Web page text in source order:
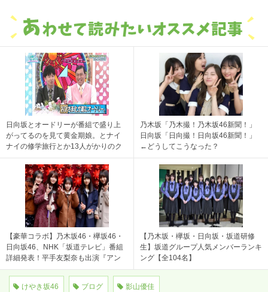
日向坂とオードリーが番組で盛り上
がってるのを見て黄金期娘。とナイ
ナイの修学旅行とか13人がかりのク
リスマス思い出した
乃木坂「乃木撮！乃木坂46新聞！」
日向坂「日向撮！日向坂46新聞！」
←どうしてこうなった？
【豪華コラボ】乃木坂46・欅坂46・
日向坂46、NHK「坂道テレビ」番組
詳細発表！平手友梨奈も出演『アン
ビバレント』パフォーマンス
【乃木坂・欅坂・日向坂・坂道研修
生】坂道グループ人気メンバーランキ
ング【全104名】
けやき坂46 ブログ 影山優佳